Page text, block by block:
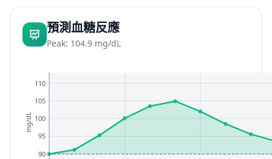
預測血糖反應
Peak: 104.9 mg/dL
90
95
100
105
110
mg/dL